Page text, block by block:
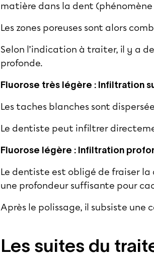
matière dans la dent
Les zones poreuses sont alors
Selon l’indication à traiter, il y a
profonde.
Fluorose très légère : Infiltration
Les taches blanches sont
Le dentiste peut infiltrer
Fluorose légère : Infiltration
Le dentiste est obligé de fraiser
une profondeur suffisante pour
Après le polissage, il subsiste
Les suites du